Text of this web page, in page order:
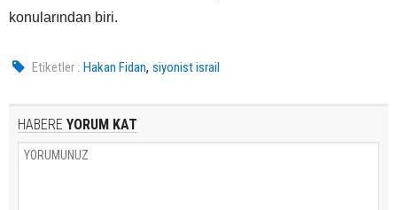
konularından biri.
Etiketler : Hakan Fidan,siyonist israil
HABERE YORUM KAT